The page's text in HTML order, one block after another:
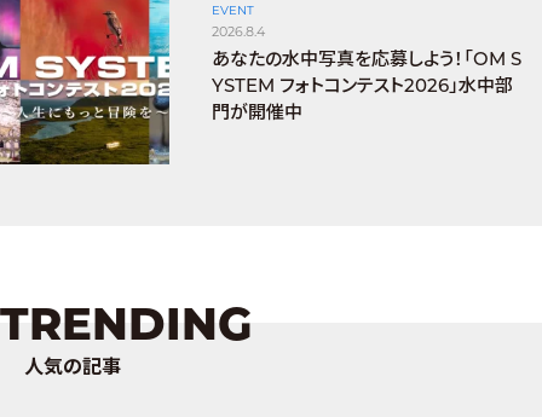
EVENT
2026.8.4
あなたの水中写真を応募しよう！「OM S
YSTEM フォトコンテスト2026」水中部
門が開催中
TRENDING
人気の記事